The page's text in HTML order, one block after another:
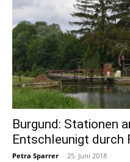
Burgund: Stationen
Entschleunigt durch
Petra Sparrer - 25. Juni 2018